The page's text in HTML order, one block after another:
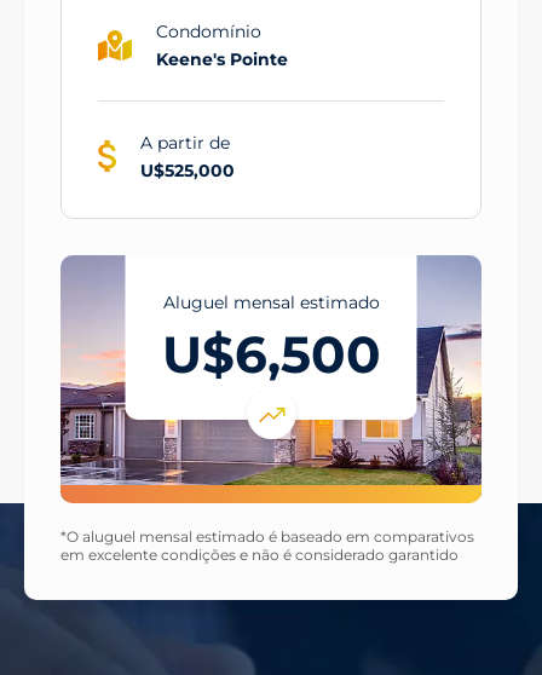
Condomínio
Keene's Pointe
A partir de
U$525,000
Aluguel mensal estimado
U$6,500
*O aluguel mensal estimado é baseado em comparativos
em excelente condições e não é considerado garantido